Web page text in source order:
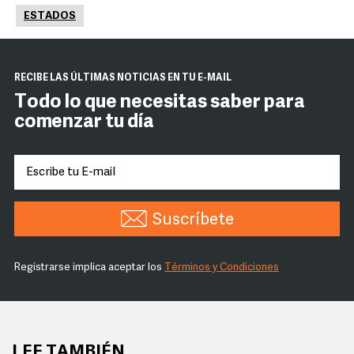
ESTADOS
RECIBE LAS ÚLTIMAS NOTICIAS EN TU E-MAIL
Todo lo que necesitas saber para
comenzar tu día
Suscríbete
Registrarse implica aceptar los Términos y Condiciones